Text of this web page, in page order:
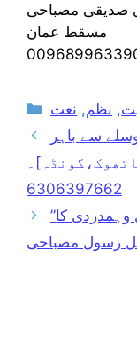
صدیقی مصباحی
مسقط عمان
Categories
, نظم, نعت
سے باہر
6306397662
”رمضان المبارک “ امت کی غم خواری وہمدردی کا
رسول مصباحی